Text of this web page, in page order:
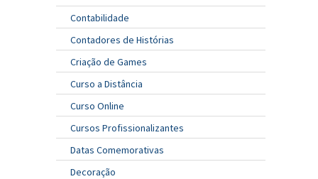
Contabilidade
Contadores de Histórias
Criação de Games
Curso a Distância
Curso Online
Cursos Profissionalizantes
Datas Comemorativas
Decoração